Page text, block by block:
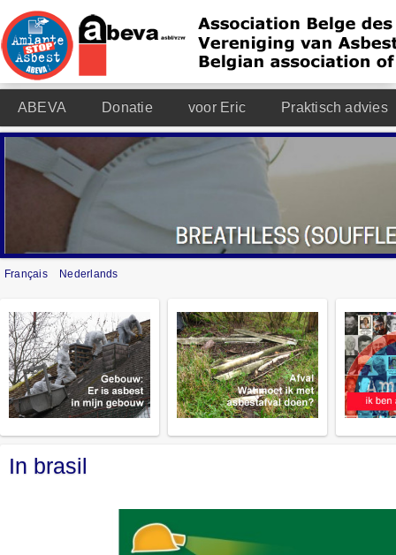
ABEVA Donatie voor Eric Praktisch advies
Français Nederlands
In brasil